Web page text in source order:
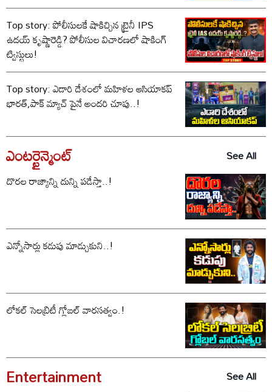
Top story: పోలీసులకే షాకిచ్చిన ట్రైనీ IPS
ఉదయ్ కృష్ణారెడ్డి? పోలీసుల విచారణలో షాకింగ్
ట్విస్టులు!
Top story: ఎడారి దేశంలో మహిళల ఆసియాకప్
భారత్,పాక్ మ్యాచ్ పైనే అందరి చూపు..!
ఎంటర్టైన్మెంట్
See All
దొరల రాజ్యాన్ని దున్ని పడేస్తా..!
ఎన్నోసార్లు కడుపు మాడ్చుకుని..!
లోకల్ సెలబ్రిటీ గ్లోబల్ వారసత్వం.!
Entertainment
See All